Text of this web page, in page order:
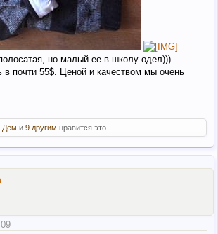
но малый ее в школу одел)))
почти 55$. Ценой и качеством мы очень
Дем и 9 другим нравится это.